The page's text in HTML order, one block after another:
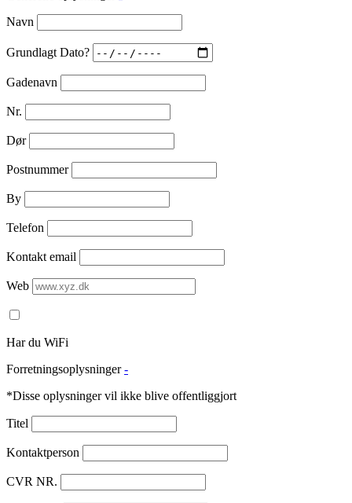
Navn
Grundlagt Dato?
Gadenavn
Nr.
Dør
Postnummer
By
Telefon
Kontakt email
Web
Har du WiFi
Forretningsoplysninger -
*Disse oplysninger vil ikke blive offentliggjort
Titel
Kontaktperson
CVR NR.